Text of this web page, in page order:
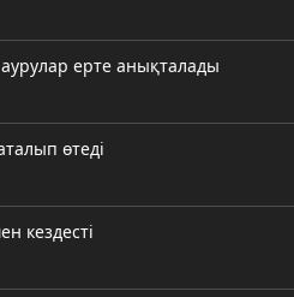
ерте анықталады
өтеді
кездесті